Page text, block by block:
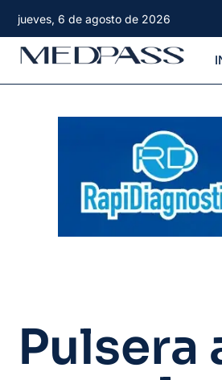
jueves, 6 de agosto de 2026
Pulsera